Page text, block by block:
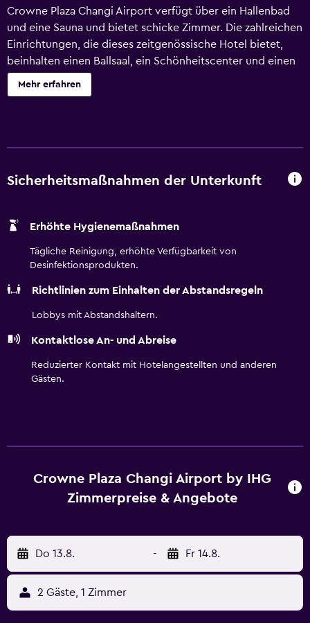
Crowne Plaza Changi Airport verfügt über ein Hallenbad
und eine Sauna und bietet schicke Zimmer. Die zahlreichen
Einrichtungen, die dieses zeitgenössische Hotel bietet,
beinhalten einen Ballsaal, ein Schönheitscenter und einen
Rund-um-die-Uhr Zimmerservice. Dieses 5-Sterne Hotel
umfasst eine Direktionsetage, schnelles Ein- und
Touristeninformationen ausgeben. Die modernen Zimmer
Badezimmer welches einen Fön, Bademäntel und eine
Auswahl an hauseigenen Speisemöglichkeiten im "Imperial
Mehr erfahren
Sicherheitsmaßnahmen der Unterkunft
Erhöhte Hygienemaßnahmen
Tägliche Reinigung, erhöhte Verfügbarkeit von
Desinfektionsprodukten.
Richtlinien zum Einhalten der Abstandsregeln
Lobbys mit Abstandshaltern.
Kontaktlose An- und Abreise
Reduzierter Kontakt mit Hotelangestellten und anderen
Gästen.
Crowne Plaza Changi Airport by IHG
Zimmerpreise & Angebote
Do 13.8. - Fr 14.8.
2 Gäste, 1 Zimmer